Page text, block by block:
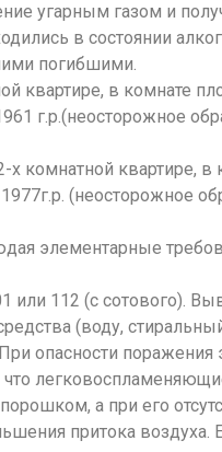
угарным газом и
в состоянии
погибшими.
квартире, в комнате
г.р.(неосторожное
комнатной квартире, в
(неосторожное
элементарные
112 (с сотового).
(воду,
опасности поражения
а при его
притока воздуха.